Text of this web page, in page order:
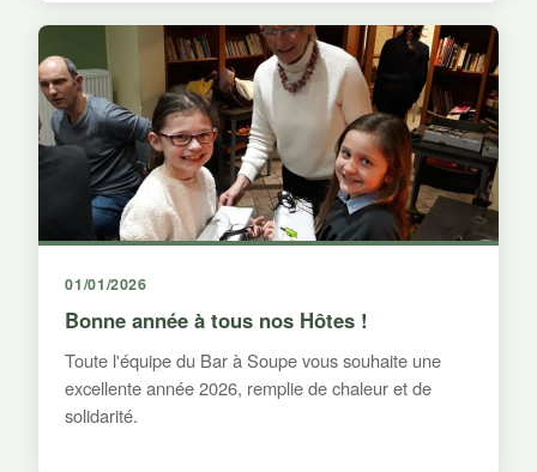
01/01/2026
Bonne année à tous nos Hôtes !
Toute l'équipe du Bar à Soupe vous souhaite une
excellente année 2026, remplie de chaleur et de
solidarité.